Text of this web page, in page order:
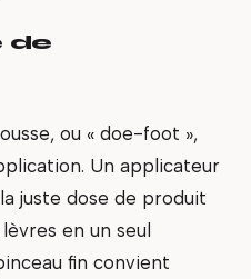
de
ou « doe-foot »,
Un applicateur
juste dose de produit
en un seul
fin convient